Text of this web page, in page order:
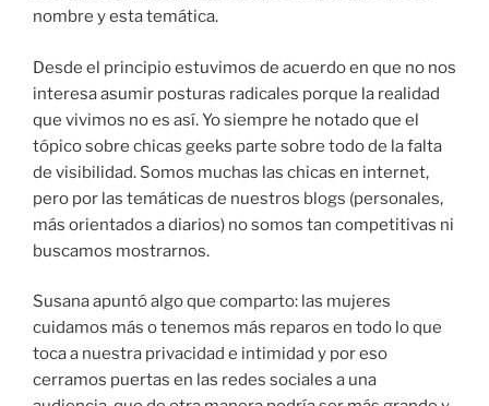
nombre y esta temática.
Desde el principio estuvimos de acuerdo en que no nos
interesa asumir posturas radicales porque la realidad
que vivimos no es así. Yo siempre he notado que el
tópico sobre chicas geeks parte sobre todo de la falta
de visibilidad. Somos muchas las chicas en internet,
pero por las temáticas de nuestros blogs (personales,
más orientados a diarios) no somos tan competitivas ni
buscamos mostrarnos.
Susana apuntó algo que comparto: las mujeres
cuidamos más o tenemos más reparos en todo lo que
toca a nuestra privacidad e intimidad y por eso
cerramos puertas en las redes sociales a una